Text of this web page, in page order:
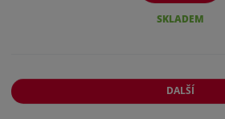
SKLADEM
DALŠÍ